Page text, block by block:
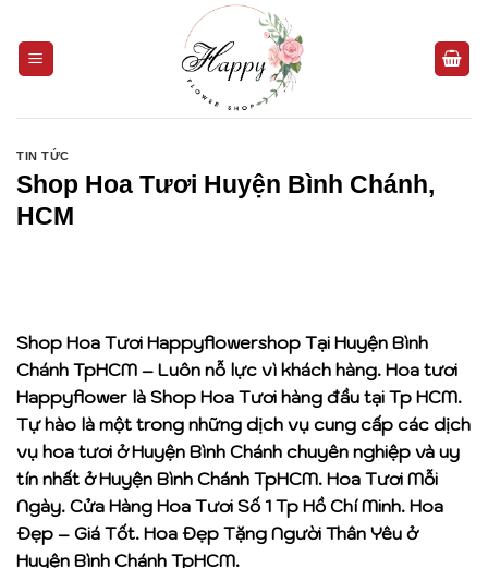
qua
nội
TIN TỨC
Shop Hoa Tươi Huyện Bình Chánh,
HCM
Shop Hoa Tươi Happyflowershop Tại Huyện Bình
Chánh TpHCM – Luôn nỗ lực vì khách hàng. Hoa tươi
Happyflower là Shop Hoa Tươi hàng đầu tại Tp HCM.
Tự hào là một trong những dịch vụ cung cấp các dịch
vụ hoa tươi ở Huyện Bình Chánh chuyên nghiệp và uy
tín nhất ở Huyện Bình Chánh TpHCM. Hoa Tươi Mỗi
Ngày. Cửa Hàng Hoa Tươi Số 1 Tp Hồ Chí Minh. Hoa
Đẹp – Giá Tốt. Hoa Đẹp Tặng Người Thân Yêu ở
Huyện Bình Chánh TpHCM.